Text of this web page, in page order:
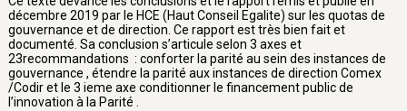
décembre 2019 par le HCE (Haut Conseil Egalite) sur les quotas de
gouvernance et de direction. Ce rapport est très bien fait et
documenté. Sa conclusion s’articule selon 3 axes et
23recommandations : conforter la parité au sein des instances de
gouvernance , étendre la parité aux instances de direction Comex
/Codir et le 3 ieme axe conditionner le financement public de
l’innovation à la Parité .